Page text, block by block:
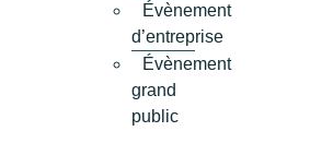
Évènement
d’entreprise
Évènement
grand
public